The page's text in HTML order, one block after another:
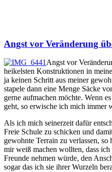
Angst vor Veränderung
Angst vor
heikelsten Konstruktionen in
ja keinen Schritt aus meiner
stapele dann eine Menge Säcke
gerne aufmachen möchte. Wenn
geht, so erwische ich mich immer
Als ich mich seinerzeit dafür
Freie Schule zu schicken und
gewohnte Terrain zu verlassen,
mir weiß machen wollten, dass
Freunde nehmen würde, den
sogar das ich sie ihrer Wurzeln